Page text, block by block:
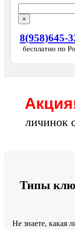
×
8(958)645-
бесплатно по
Акция
личинок
Типы
Не знаете, какая